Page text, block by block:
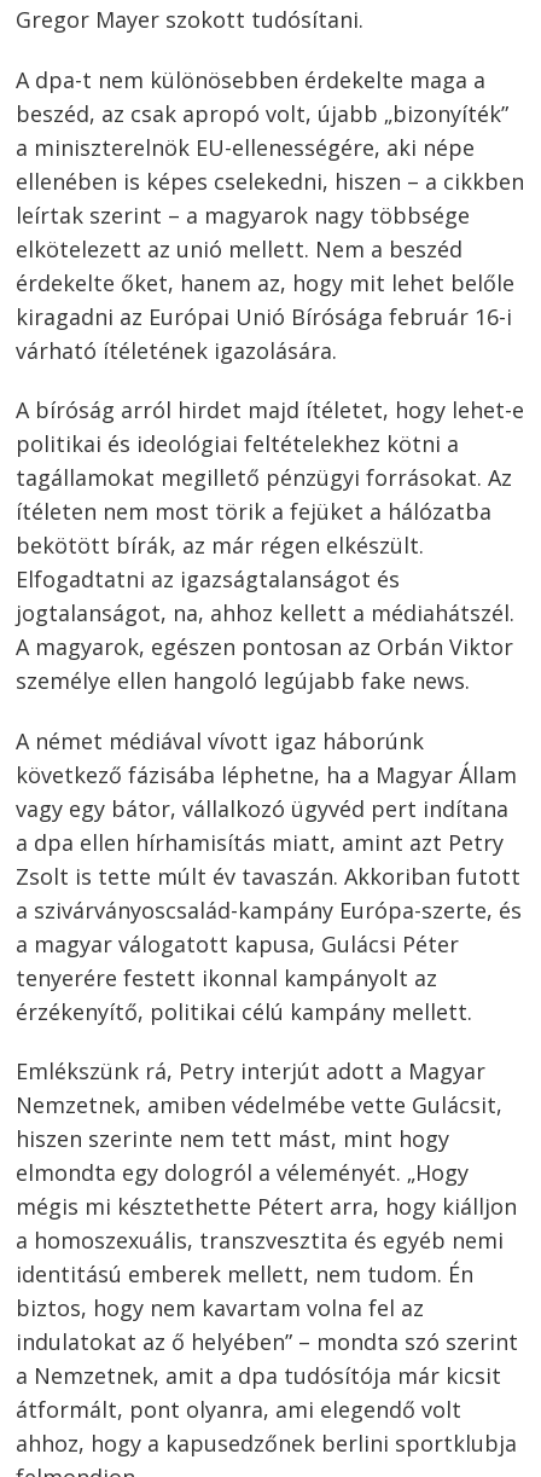
Gregor Mayer szokott tudósítani.
A dpa-t nem különösebben érdekelte maga a
beszéd, az csak apropó volt, újabb „bizonyíték”
a miniszterelnök EU-ellenességére, aki népe
ellenében is képes cselekedni, hiszen – a cikkben
leírtak szerint – a magyarok nagy többsége
elkötelezett az unió mellett. Nem a beszéd
érdekelte őket, hanem az, hogy mit lehet belőle
kiragadni az Európai Unió Bírósága február 16-i
várható ítéletének igazolására.
A bíróság arról hirdet majd ítéletet, hogy lehet-e
politikai és ideológiai feltételekhez kötni a
tagállamokat megillető pénzügyi forrásokat. Az
ítéleten nem most törik a fejüket a hálózatba
bekötött bírák, az már régen elkészült.
Elfogadtatni az igaz­ságtalanságot és
jogtalanságot, na, ahhoz kellett a médiahátszél.
A magyarok, egészen pontosan az Orbán Viktor
személye ellen hangoló legújabb fake news.
A német médiával vívott igaz háborúnk
következő fázisába léphetne, ha a Magyar Állam
vagy egy bátor, vállalkozó ügyvéd pert indítana
a dpa ellen hírhamisítás miatt, amint azt Petry
Zsolt is tette múlt év tavaszán. Akkoriban futott
a szivárványoscsalád-kampány Euró­pa-szerte, és
a magyar válogatott kapusa, Gulácsi Péter
tenyerére festett ikonnal kampányolt az
érzékenyítő, politikai célú kampány mellett.
Emlékszünk rá, Petry interjút adott a Magyar
Nemzetnek, amiben védelmébe vette Gulácsit,
hiszen szerinte nem tett mást, mint hogy
elmondta egy dologról a véleményét. „Hogy
mégis mi késztethette Pétert arra, hogy kiálljon
a homoszexuális, transzvesztita és egyéb nemi
identitású emberek mellett, nem tudom. Én
biztos, hogy nem kavartam volna fel az
indulatokat az ő helyé­ben” – mondta szó szerint
a Nemzetnek, amit a dpa tudósítója már kicsit
átformált, pont olyanra, ami elegendő volt
ahhoz, hogy a kapusedzőnek berlini sportklubja